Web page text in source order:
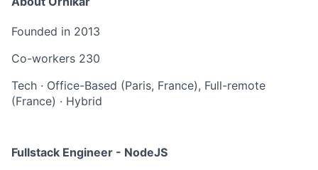
Founded in 2013
Co-workers 230
Tech · Office-Based (Paris, France), Full-remote
(France) · Hybrid
Fullstack Engineer - NodeJS